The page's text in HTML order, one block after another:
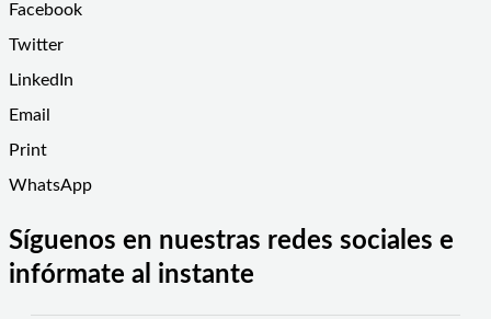
Facebook
Twitter
LinkedIn
Email
Print
WhatsApp
Síguenos en nuestras redes sociales e
infórmate al instante